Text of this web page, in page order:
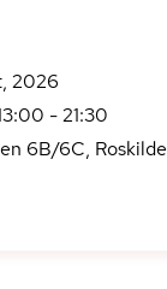
2026
- 21:30
6B/6C, Roskilde